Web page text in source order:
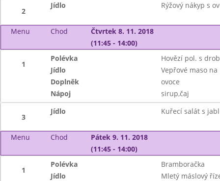
2
Jídlo Rýžový nákyp s
Menu Chod
Čtvrtek 8. 11. 2018
(11:45 - 14:00)
1
Polévka
Hovězí pol. s
Jídlo
Vepřové maso
Doplněk
ovoce
Nápoj
sirup,čaj
3
Jídlo Kuřecí salát s
Menu Chod
Pátek 9. 11. 2018
(11:45 - 14:00)
1
Polévka
Bramboračka
Jídlo
Mletý máslový